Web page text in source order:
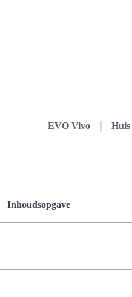
EVO Vivo Huis
Inhoudsopgave